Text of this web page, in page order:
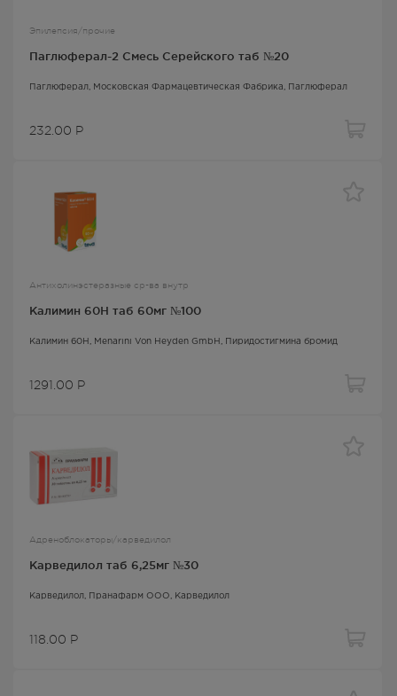
Эпилепсия/прочие
Паглюферал-2 Смесь Серейского таб №20
Паглюферал , Московская Фармацевтическая Фабрика, Паглюферал
232.00 Р
Антихолинэстеразные ср-ва внутр
Калимин 60Н таб 60мг №100
Калимин 60Н , Menarini Von Heyden GmbH, Пиридостигмина бромид
1291.00 Р
Адреноблокаторы/карведилол
Карведилол таб 6,25мг №30
Карведилол , Пранафарм ООО, Карведилол
118.00 Р